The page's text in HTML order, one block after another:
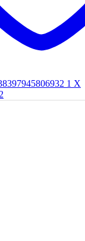
1 X